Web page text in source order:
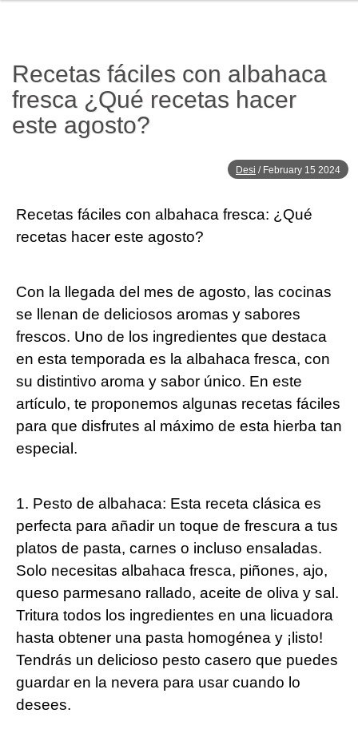
Recetas fáciles con albahaca
fresca ¿Qué recetas hacer
este agosto?
Desi / February 15 2024
Recetas fáciles con albahaca fresca: ¿Qué
recetas hacer este agosto?
Con la llegada del mes de agosto, las cocinas
se llenan de deliciosos aromas y sabores
frescos. Uno de los ingredientes que destaca
en esta temporada es la albahaca fresca, con
su distintivo aroma y sabor único. En este
artículo, te proponemos algunas recetas fáciles
para que disfrutes al máximo de esta hierba tan
especial.
1. Pesto de albahaca: Esta receta clásica es
perfecta para añadir un toque de frescura a tus
platos de pasta, carnes o incluso ensaladas.
Solo necesitas albahaca fresca, piñones, ajo,
queso parmesano rallado, aceite de oliva y sal.
Tritura todos los ingredientes en una licuadora
hasta obtener una pasta homogénea y ¡listo!
Tendrás un delicioso pesto casero que puedes
guardar en la nevera para usar cuando lo
desees.